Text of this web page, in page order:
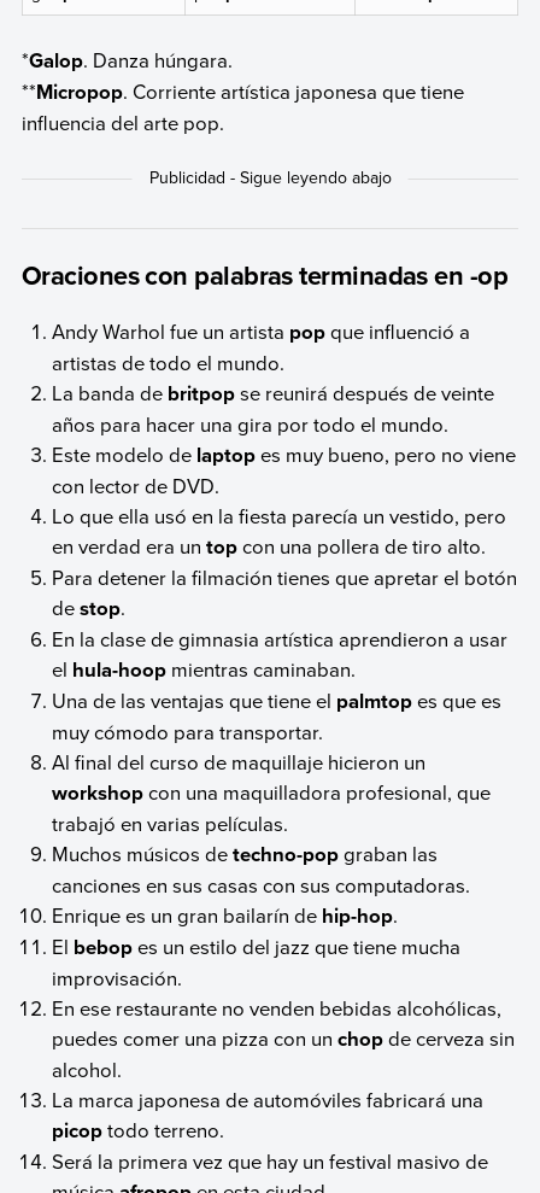
*Galop. Danza húngara.
**Micropop. Corriente artística japonesa que tiene
influencia del arte pop.
Oraciones con palabras terminadas en -op
Andy Warhol fue un artista popque influenció a
artistas de todo el mundo.
La banda de britpopse reunirá después de veinte
años para hacer una gira por todo el mundo.
Este modelo de laptopes muy bueno, pero no viene
con lector de DVD.
Lo que ella usó en la fiesta parecía un vestido, pero
en verdad era untopcon una pollera de tiro alto.
Para detener la filmación tienes que apretar el botón
destop.
En la clase de gimnasia artística aprendieron a usar
el hula-hoop mientras caminaban.
Una de las ventajas que tiene el palmtopes que es
muy cómodo para transportar.
Al final del curso de maquillaje hicieron un
workshopcon una maquilladora profesional, que
trabajó en varias películas.
Muchos músicos detechno-popgraban las
canciones en sus casas con sus computadoras.
Enrique es un gran bailarín de hip-hop.
El bebopes un estilo del jazz que tiene mucha
improvisación.
En ese restaurante no venden bebidas alcohólicas,
puedes comer una pizza con unchopde cerveza sin
alcohol.
La marca japonesa de automóviles fabricará una
picoptodo terreno.
Será la primera vez que hay un festival masivo de